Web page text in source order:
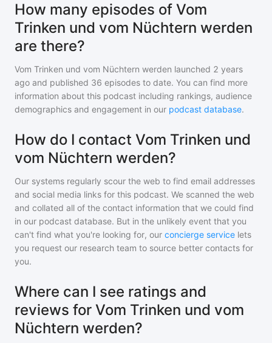
How many episodes of Vom
Trinken und vom Nüchtern werden
are there?
Vom Trinken und vom Nüchtern werden launched 2 years
ago and published 36 episodes to date. You can find more
information about this podcast including rankings, audience
demographics and engagement in our podcast database.
How do I contact Vom Trinken und
vom Nüchtern werden?
Our systems regularly scour the web to find email addresses
and social media links for this podcast. We scanned the web
and collated all of the contact information that we could find
in our podcast database. But in the unlikely event that you
can't find what you're looking for, our concierge service lets
you request our research team to source better contacts for
you.
Where can I see ratings and
reviews for Vom Trinken und vom
Nüchtern werden?